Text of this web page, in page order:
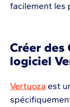
facilement les
Créer des
logiciel
Vertuoza est